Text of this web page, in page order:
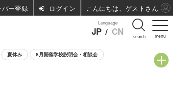
menu
Language
JP / CN search
夏休み 8月開催学校説明会・相談会
ログイン こんにちは、ゲストさん